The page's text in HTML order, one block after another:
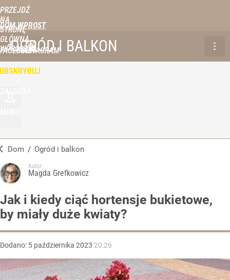
PRZEJDŹ
NA
STRONĘ
GŁÓWNĄ
WPROST.PL
DOM WPROST
FACEBOOKINSTAGRAM
OGRÓD I BALKON
Dom / Ogród i balkon
Autor:
Magda Grefkowicz
Jak i kiedy ciąć hortensje bukietowe,
by miały duże kwiaty?
Dodano: 5 października 2023 20:26